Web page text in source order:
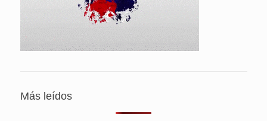
Más leídos